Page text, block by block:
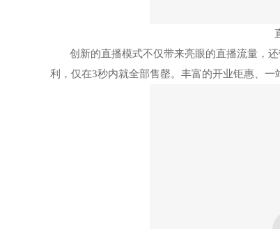
创新的直播模式不仅带来亮眼的直播流量，
利，仅在3秒内就全部售罄。丰富的开业钜惠、一